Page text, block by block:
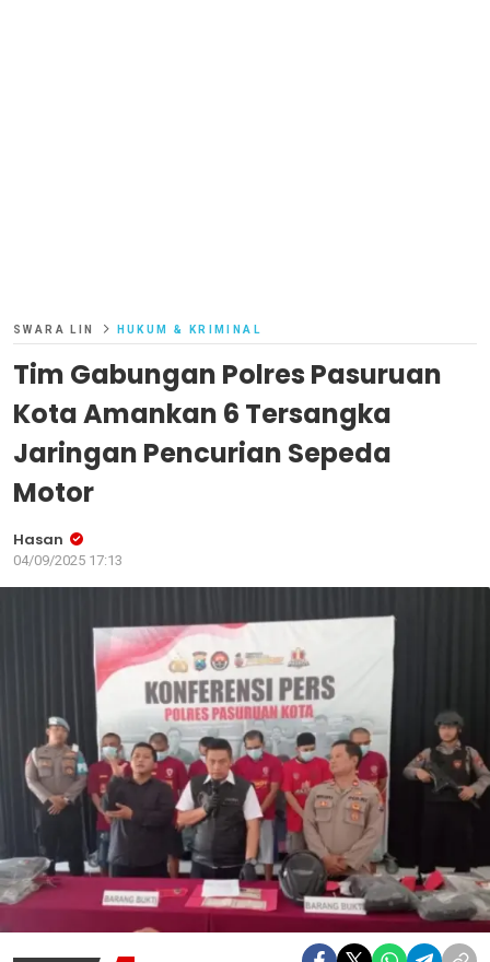
SWARA LIN HUKUM & KRIMINAL
Tim Gabungan Polres Pasuruan
Kota Amankan 6 Tersangka
Jaringan Pencurian Sepeda
Motor
Hasan
04/09/2025 17:13